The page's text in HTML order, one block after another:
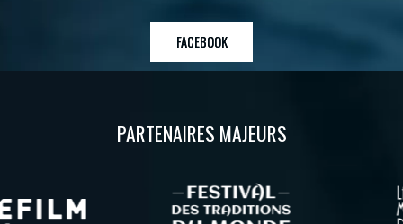
FACEBOOK
PARTENAIRES MAJEURS